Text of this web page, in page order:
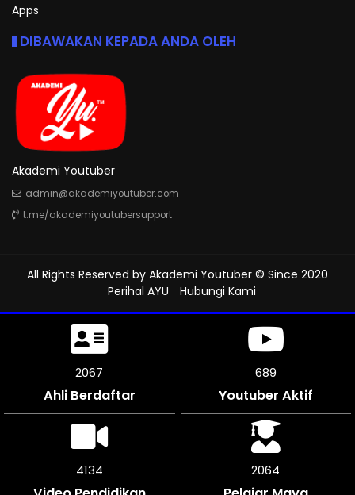
Apps
DIBAWAKAN KEPADA ANDA OLEH
Akademi Youtuber
admin@akademiyoutuber.com
t.me/akademiyoutubersupport
All Rights Reserved by Akademi Youtuber © Since 2020
Perihal AYU
Hubungi Kami
2493
Ahli Berdaftar
831
Youtuber Aktif
4986 2490